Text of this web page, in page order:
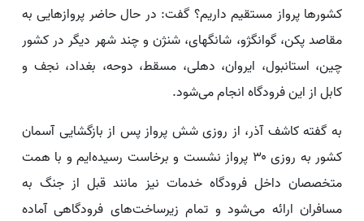
کشورها پرواز مستقیم داریم؟ گفت: در حال حاضر پروازهایی به
مقاصد پکن، گوانگژو، شانگهای، شنژن و چند شهر دیگر در کشور
چین، استانبول، ایروان، دهلی، مسقط، دوحه، بغداد، نجف و
کابل از این فرودگاه انجام می‌شود.
به گفته کاشف آذر، از روزی شش پرواز پس از بازگشایی آسمان
کشور به روزی ۳۰ پرواز نشست و برخاست رسیده‌ایم و با همت
متخصصان داخل فرودگاه خدمات نیز مانند قبل از جنگ به
مسافران ارائه می‌شود و تمام زیرساخت‌های فرودگاهی آماده